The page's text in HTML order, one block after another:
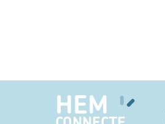
HEM